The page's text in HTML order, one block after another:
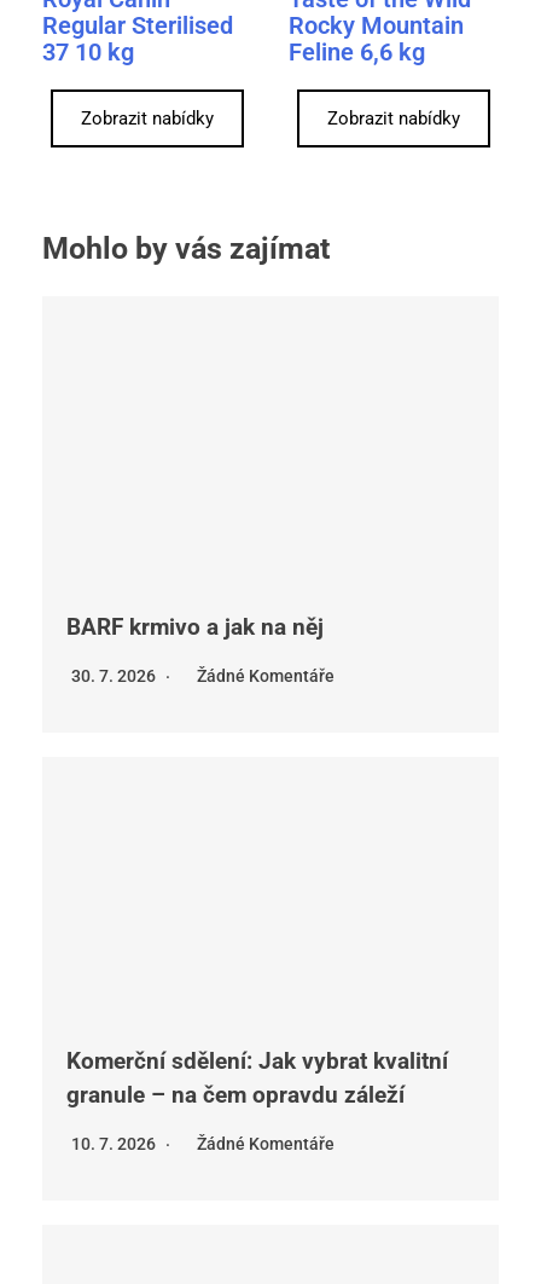
Regular Sterilised
37 10 kg
Zobrazit nabídky
Rocky Mountain
Feline 6,6 kg
Zobrazit nabídky
Mohlo by vás zajímat
BARF krmivo a jak na něj
30. 7. 2026 Žádné Komentáře
Komerční sdělení: Jak vybrat kvalitní
granule – na čem opravdu záleží
10. 7. 2026 Žádné Komentáře